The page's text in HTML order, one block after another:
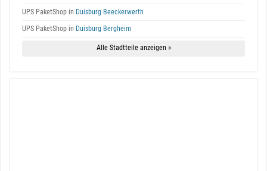
UPS PaketShop in Duisburg Beeckerwerth
UPS PaketShop in Duisburg Bergheim
Alle Stadtteile anzeigen »